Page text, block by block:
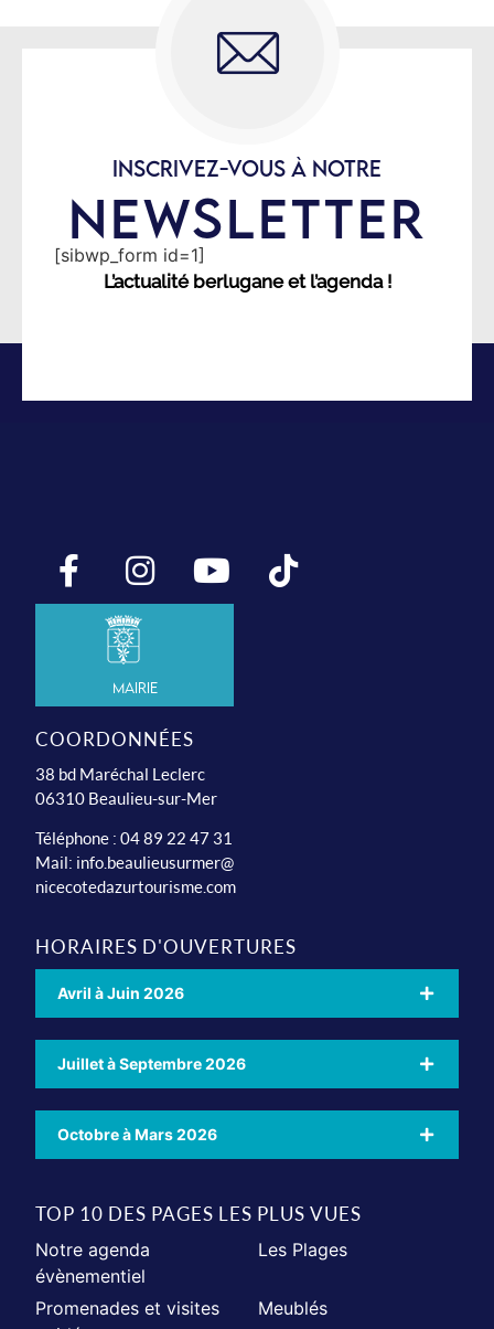
INSCRIVEZ-VOUS À NOTRE
NEWSLETTER
[sibwp_form id=1]
L’actualité berlugane et l’agenda !
Mairie
COORDONNÉES
38 bd Maréchal Leclerc
06310 Beaulieu-sur-Mer
Téléphone : 04 89 22 47 31
Mail: info.beaulieusurmer@
nicecotedazurtourisme.com
HORAIRES D'OUVERTURES
Avril à Juin 2026
Juillet à Septembre 2026
Octobre à Mars 2026
TOP 10 DES PAGES LES PLUS VUES
Notre agenda
évènementiel
Les Plages
Promenades et visites
Meublés